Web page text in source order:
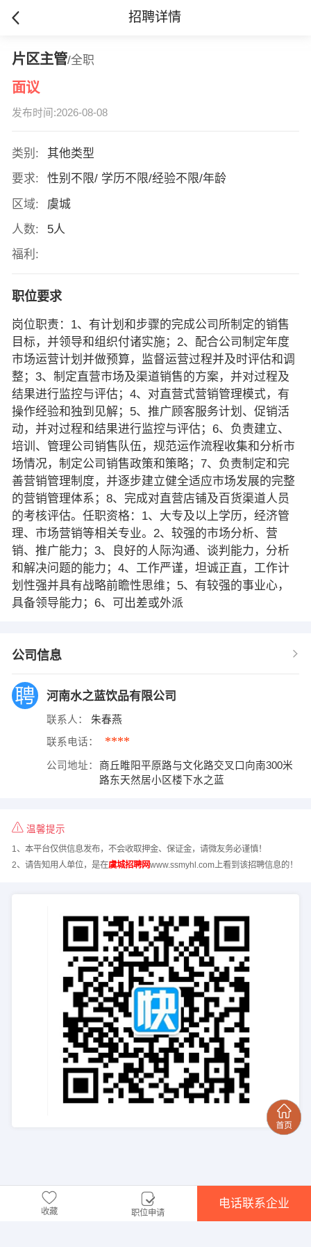
招聘详情
片区主管/全职
面议
发布时间:2026-08-08
类别:
其他类型
要求:
性别不限/ 学历不限/经验不限/年龄
区域:
虞城
人数:
5人
福利:
职位要求
岗位职责：1、有计划和步骤的完成公司所制定的销售
目标，并领导和组织付诸实施；2、配合公司制定年度
市场运营计划并做预算，监督运营过程并及时评估和调
整；3、制定直营市场及渠道销售的方案，并对过程及
结果进行监控与评估；4、对直营式营销管理模式，有
操作经验和独到见解；5、推广顾客服务计划、促销活
动，并对过程和结果进行监控与评估；6、负责建立、
培训、管理公司销售队伍，规范运作流程收集和分析市
场情况，制定公司销售政策和策略；7、负责制定和完
善营销管理制度，并逐步建立健全适应市场发展的完整
的营销管理体系；8、完成对直营店铺及百货渠道人员
的考核评估。任职资格：1、大专及以上学历，经济管
理、市场营销等相关专业。2、较强的市场分析、营
销、推广能力；3、良好的人际沟通、谈判能力，分析
和解决问题的能力；4、工作严谨，坦诚正直，工作计
划性强并具有战略前瞻性思维；5、有较强的事业心，
具备领导能力；6、可出差或外派
公司信息
河南水之蓝饮品有限公司
联系人： 朱春燕
联系电话： ****
公司地址：
商丘睢阳平原路与文化路交叉口向南300米
路东天然居小区楼下水之蓝
温馨提示
1、本平台仅供信息发布，不会收取押金、保证金，请微友务必谨慎！
2、请告知用人单位，是在虞城招聘网www.ssmyhl.com上看到该招聘信息的！
收藏 职位申请
电话联系企业